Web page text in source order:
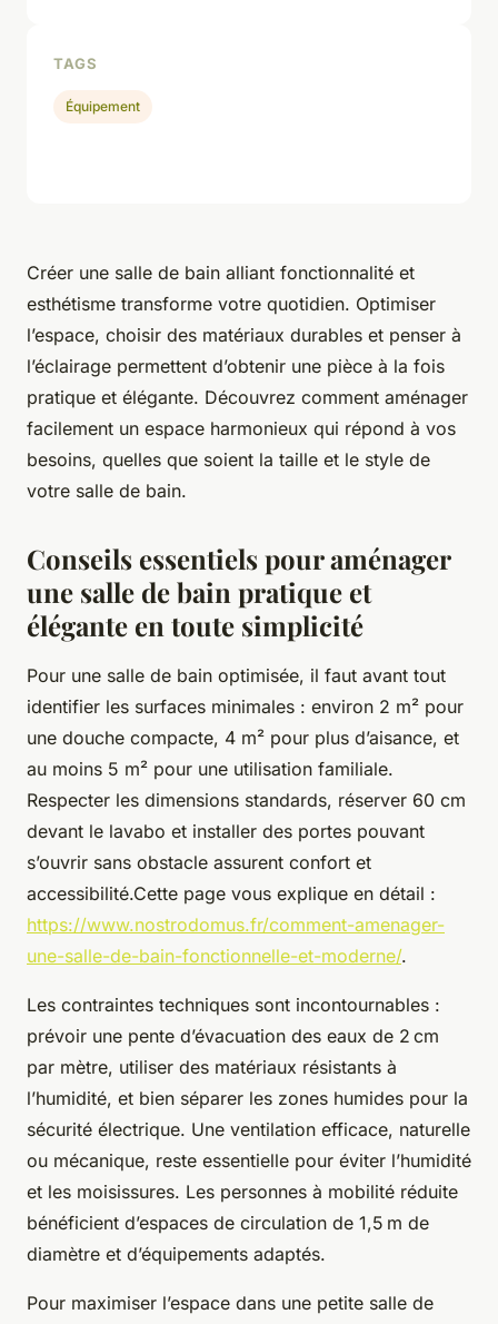
Créer une salle de bain alliant fonctionnalité et
esthétisme transforme votre quotidien. Optimiser
l’espace, choisir des matériaux durables et penser à
l’éclairage permettent d’obtenir une pièce à la fois
pratique et élégante. Découvrez comment aménager
facilement un espace harmonieux qui répond à vos
besoins, quelles que soient la taille et le style de
votre salle de bain.
Conseils essentiels pour aménager
une salle de bain pratique et
élégante en toute simplicité
Pour une salle de bain optimisée, il faut avant tout
identifier les surfaces minimales : environ 2 m² pour
une douche compacte, 4 m² pour plus d’aisance, et
au moins 5 m² pour une utilisation familiale.
Respecter les dimensions standards, réserver 60 cm
devant le lavabo et installer des portes pouvant
s’ouvrir sans obstacle assurent confort et
accessibilité.Cette page vous explique en détail :
https://www.nostrodomus.fr/comment-amenager-
une-salle-de-bain-fonctionnelle-et-moderne/.
Les contraintes techniques sont incontournables :
prévoir une pente d’évacuation des eaux de 2 cm
par mètre, utiliser des matériaux résistants à
l’humidité, et bien séparer les zones humides pour la
sécurité électrique. Une ventilation efficace, naturelle
ou mécanique, reste essentielle pour éviter l’humidité
et les moisissures. Les personnes à mobilité réduite
bénéficient d’espaces de circulation de 1,5 m de
diamètre et d’équipements adaptés.
Pour maximiser l’espace dans une petite salle de
TAGS
Équipement